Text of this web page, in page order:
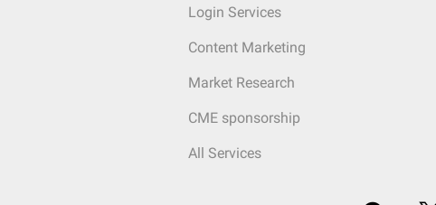
Login Services
Content Marketing
Market Research
CME sponsorship
All Services